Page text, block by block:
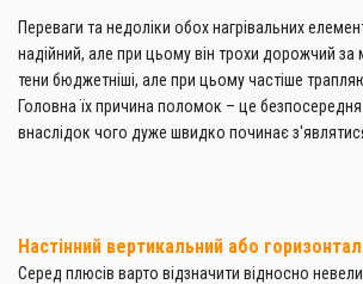
Переваги та недоліки обох нагрівальних
надійний, але при цьому він трохи дорожчий за
тени бюджетніші, але при цьому частіше
Головна їх причина поломок – це
внаслідок чого дуже швидко починає
Настінний вертикальний або
Серед плюсів варто відзначити відносно